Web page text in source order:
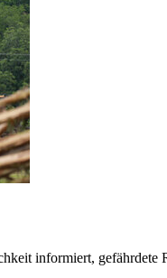
informiert,